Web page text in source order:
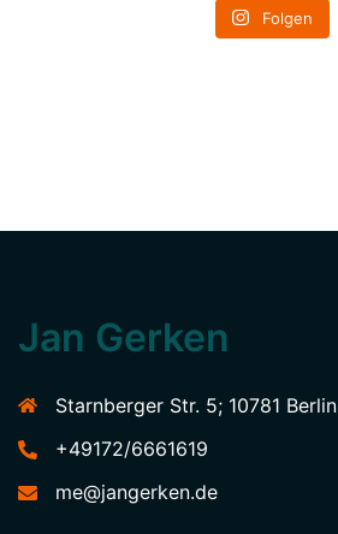
Folgen
Jan Gerken
Starnberger Str. 5; 10781 Berlin
+49172/6661619
me@jangerken.de